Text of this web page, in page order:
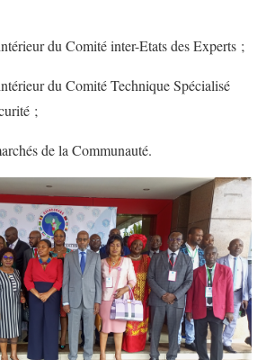
du Comité inter-Etats des Experts ;
du Comité Technique Spécialisé
;
de la Communauté.